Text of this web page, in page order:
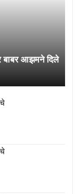
आझमने दिले